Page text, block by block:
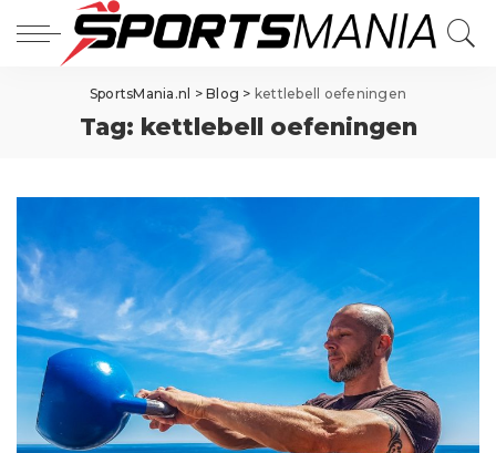
SportsMania.nl >Blog > kettlebell oefeningen
Tag: kettlebell oefeningen